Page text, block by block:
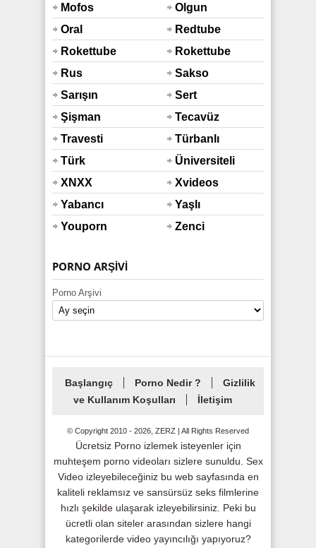
Mofos
Olgun
Oral
Redtube
Rokettube
Rokettube
Mobil
Rus
Sakso
Sarışın
Sert
Şişman
Tecavüz
Travesti
Türbanlı
Türk
Üniversiteli
XNXX
Xvideos
Yabancı
Yaşlı
Youporn
Zenci
PORNO ARŞIVI
Porno Arşivi
Başlangıç Porno Nedir ?
Gizlilik
ve Kullanım Koşulları
İletişim
© Copyright 2010 - 2026, ZERZ | All Rights Reserved
Ücretsiz Porno izlemek isteyenler için
muhteşem porno videoları sizlere sunuldu. Sex
Video izleyebileceğiniz bu web sayfasında en
kaliteli reklamsız ve sansürsüz seks filmlerine
hızlı şekilde ulaşarak izleyebilirsiniz. Peki bu
ücretli olan siteler arasından sizlere hangi
kategorilerde video yayıncılığı yapıyoruz?